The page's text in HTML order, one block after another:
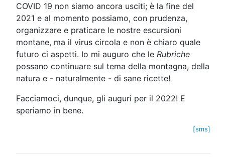
COVID 19 non siamo ancora usciti; è la fine del
2021 e al momento possiamo, con prudenza,
organizzare e praticare le nostre escursioni
montane, ma il virus circola e non è chiaro quale
futuro ci aspetti. Io mi auguro che le Rubriche
possano continuare sul tema della montagna, della
natura e - naturalmente - di sane ricette!
Facciamoci, dunque, gli auguri per il 2022! E
speriamo in bene.
[sms]